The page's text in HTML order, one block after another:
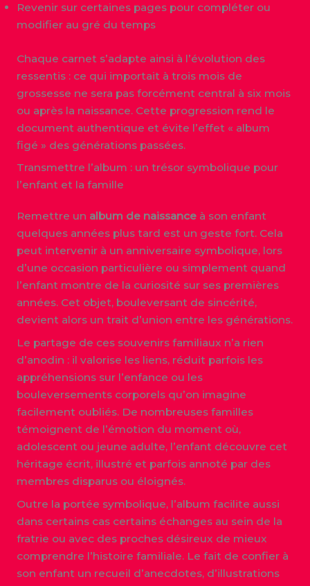
Revenir sur certaines pages pour compléter ou
modifier au gré du temps
Chaque carnet s’adapte ainsi à l’évolution des
ressentis : ce qui importait à trois mois de
grossesse ne sera pas forcément central à six mois
ou après la naissance. Cette progression rend le
document authentique et évite l’effet « album
figé » des générations passées.
Transmettre l’album : un trésor symbolique pour
l’enfant et la famille
Remettre un album de naissanceà son enfant
quelques années plus tard est un geste fort. Cela
peut intervenir à un anniversaire symbolique, lors
d’une occasion particulière ou simplement quand
l’enfant montre de la curiosité sur ses premières
années. Cet objet, bouleversant de sincérité,
devient alors un trait d’union entre les générations.
Le partage de ces souvenirs familiaux n’a rien
d’anodin : il valorise les liens, réduit parfois les
appréhensions sur l’enfance ou les
bouleversements corporels qu’on imagine
facilement oubliés. De nombreuses familles
témoignent de l’émotion du moment où,
adolescent ou jeune adulte, l’enfant découvre cet
héritage écrit, illustré et parfois annoté par des
membres disparus ou éloignés.
Outre la portée symbolique, l’album facilite aussi
dans certains cas certains échanges au sein de la
fratrie ou avec des proches désireux de mieux
comprendre l’histoire familiale. Le fait de confier à
son enfant un recueil d’anecdotes, d’illustrations